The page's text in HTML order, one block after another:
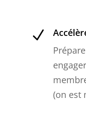
N
(on est